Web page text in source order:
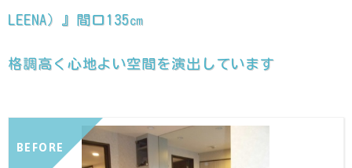
LEENA）』間口135㎝
格調高く心地よい空間を演出しています
BEFORE